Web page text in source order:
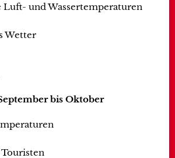
Luft- und Wassertemperaturen
Wetter
bis Oktober